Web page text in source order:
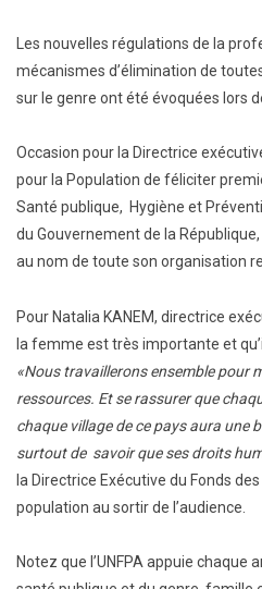
Les nouvelles régulations de la
mécanismes d’élimination de
sur le genre ont été évoquées lors
Occasion pour la Directrice
pour la Population de féliciter
Santé publique, Hygiène et
du Gouvernement de la
au nom de toute son organisation
Pour Natalia KANEM, directrice
la femme est très importante et
«Nous travaillerons ensemble pour
ressources. Et se rassurer que
chaque village de ce pays aura une
surtout de savoir que ses droits
la Directrice Exécutive du Fonds
population au sortir de l’audience.
Notez que l’UNFPA appuie chaque